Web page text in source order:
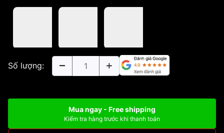
Số lượng:
Mua ngay - Free shipping
Kiểm tra hàng trước khi thanh toán